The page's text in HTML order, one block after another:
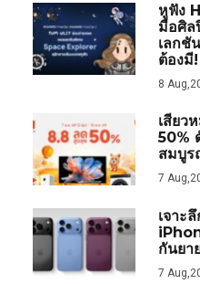
หูฟัง
มือศิ
เลก
ต้องมี!
8
เสียว
50%
สมบู
7
เจาะ
กันยา
7